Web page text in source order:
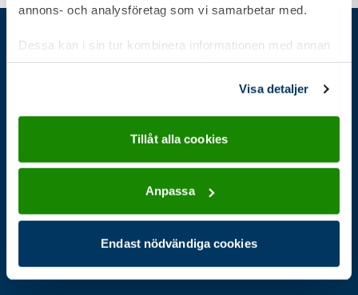
annons- och analysföretag som vi samarbetar med.
Dessa kan i sin tur kombinera informationen med annan
information som du har tillhandahållit eller som de har
Visa detaljer
Tillåt alla cookies
Anpassa
Endast nödvändiga cookies
Gå direkt till
För ledare